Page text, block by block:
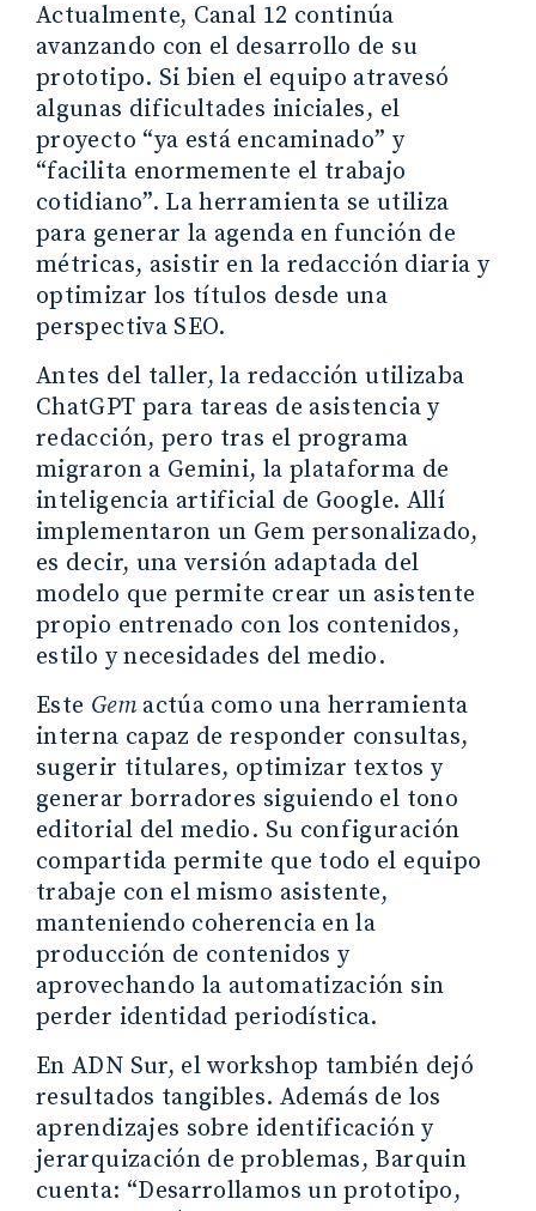
Actualmente, Canal 12 continúa
avanzando con el desarrollo de su
prototipo. Si bien el equipo atravesó
algunas dificultades iniciales, el
proyecto “ya está encaminado” y
“facilita enormemente el trabajo
cotidiano”. La herramienta se utiliza
para generar la agenda en función de
métricas, asistir en la redacción diaria y
optimizar los títulos desde una
perspectiva SEO.
Antes del taller, la redacción utilizaba
ChatGPT para tareas de asistencia y
redacción, pero tras el programa
migraron a Gemini, la plataforma de
inteligencia artificial de Google. Allí
implementaron un Gem personalizado,
es decir, una versión adaptada del
modelo que permite crear un asistente
propio entrenado con los contenidos,
estilo y necesidades del medio.
Este Gemactúa como una herramienta
interna capaz de responder consultas,
sugerir titulares, optimizar textos y
generar borradores siguiendo el tono
editorial del medio. Su configuración
compartida permite que todo el equipo
trabaje con el mismo asistente,
manteniendo coherencia en la
producción de contenidos y
aprovechando la automatización sin
perder identidad periodística.
En ADN Sur, el workshop también dejó
resultados tangibles. Además de los
aprendizajes sobre identificación y
jerarquización de problemas, Barquin
cuenta: “Desarrollamos un prototipo,